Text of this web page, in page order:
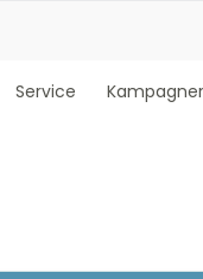
Service Kampagner